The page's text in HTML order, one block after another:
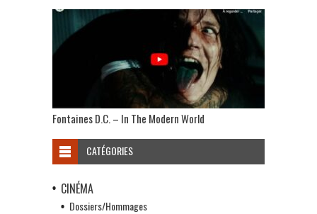
Fontaines D.C. – In The Modern World
CATÉGORIES
CINÉMA
Dossiers/Hommages